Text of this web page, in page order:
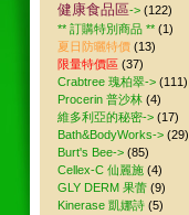
健康食品區-> (122)
** 訂購特別商品 ** (1)
夏日防曬特價 (13)
限量特價區 (37)
Crabtree 瑰柏翠-> (111)
Procerin 普沙林 (4)
維多利亞的秘密-> (17)
Bath&BodyWorks-> (29)
Burt's Bee-> (85)
Cellex-C 仙麗施 (4)
GLY DERM 果蕾 (9)
Kinerase 凱娜詩 (5)